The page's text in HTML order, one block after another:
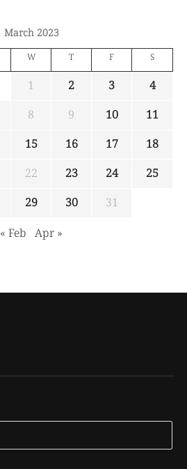
March 2023
W T F S
1 2 3
4
8 9 10
11
15 16 17
18
22 23 24
25
29 30
31
« Feb Apr »